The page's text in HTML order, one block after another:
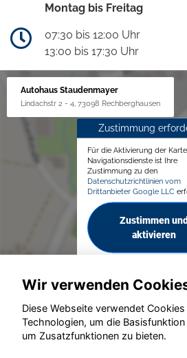
Montag bis Freitag
07:30 bis 12:00 Uhr
13:00 bis 17:30 Uhr
Autohaus Staudenmayer
Lindachstr 2 - 4, 73098 Rechberghausen
Zustimmung
Für die Aktivierung der
Navigationsdienste ist Ihre
Zustimmung zu den
Datenschutzrichtlinien vom
Drittanbieter Google LLC
Zustimmen und
aktivieren
© konjunkturmotor.de
Wir verwenden
Diese Webseite verwendet
Technologien, um die
um Zusatzfunktionen zu bieten.